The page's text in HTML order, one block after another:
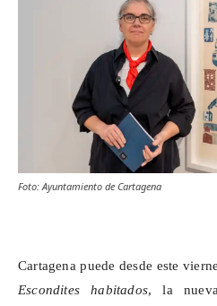
Foto: Ayuntamiento de Cartagena
Cartagena puede desde este
Escondites habitados, la